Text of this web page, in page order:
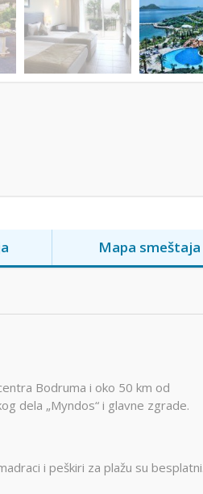
Mapa smeštaja
Bodruma i oko 50 km od
dela „Myndos“ i glavne zgrade.
i peškiri za plažu su besplatni.